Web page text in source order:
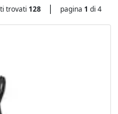
trovati 128 | pagina 1 di 4